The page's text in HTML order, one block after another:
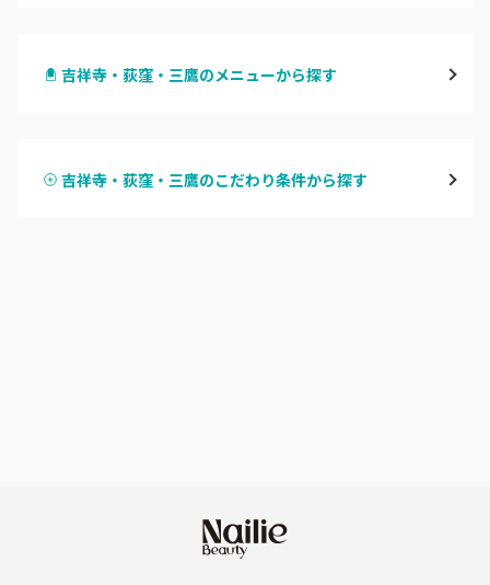
原宿
吉祥寺・荻窪・三鷹のメニューから探す
ハンドスカルプ
吉祥寺・荻窪・三鷹のこだわり条件から探す